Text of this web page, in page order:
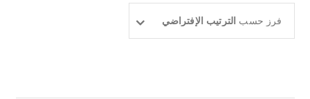
فرز حسب الترتيب الإفتراضي